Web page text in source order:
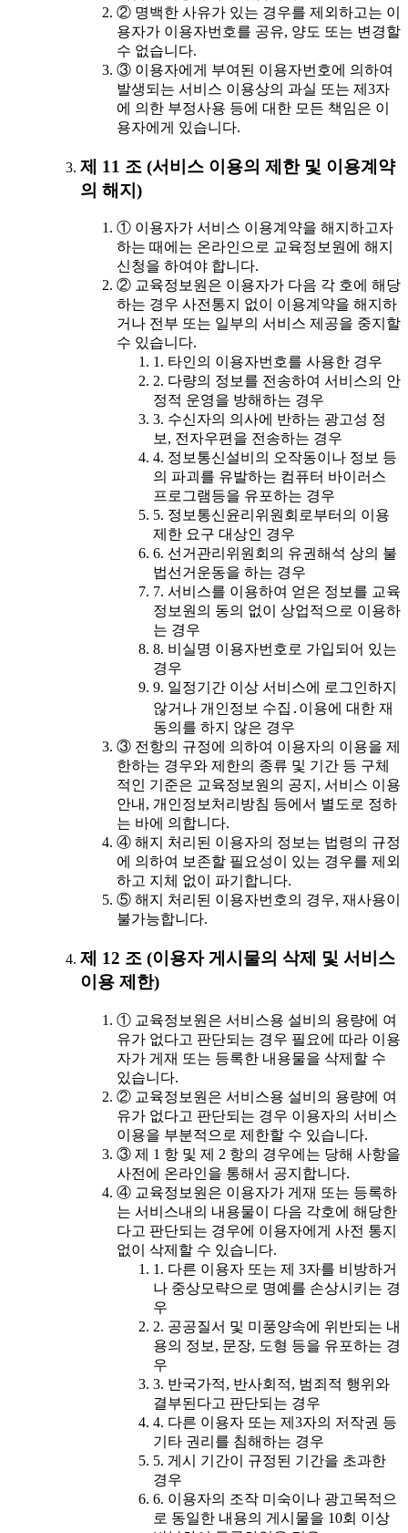
② 명백한 사유가 있는 경우를 제외하고는 이
용자가 이용자번호를 공유, 양도 또는 변경할
수 없습니다.
③ 이용자에게 부여된 이용자번호에 의하여
발생되는 서비스 이용상의 과실 또는 제3자
에 의한 부정사용 등에 대한 모든 책임은 이
용자에게 있습니다.
제 11 조 (서비스 이용의 제한 및 이용계약
의 해지)
① 이용자가 서비스 이용계약을 해지하고자
하는 때에는 온라인으로 교육정보원에 해지
신청을 하여야 합니다.
② 교육정보원은 이용자가 다음 각 호에 해당
하는 경우 사전통지 없이 이용계약을 해지하
거나 전부 또는 일부의 서비스 제공을 중지할
수 있습니다.
1. 타인의 이용자번호를 사용한 경우
2. 다량의 정보를 전송하여 서비스의 안
정적 운영을 방해하는 경우
3. 수신자의 의사에 반하는 광고성 정
보, 전자우편을 전송하는 경우
4. 정보통신설비의 오작동이나 정보 등
의 파괴를 유발하는 컴퓨터 바이러스
프로그램등을 유포하는 경우
5. 정보통신윤리위원회로부터의 이용
제한 요구 대상인 경우
6. 선거관리위원회의 유권해석 상의 불
법선거운동을 하는 경우
7. 서비스를 이용하여 얻은 정보를 교육
정보원의 동의 없이 상업적으로 이용하
는 경우
8. 비실명 이용자번호로 가입되어 있는
경우
9. 일정기간 이상 서비스에 로그인하지
않거나 개인정보 수집․이용에 대한 재
동의를 하지 않은 경우
③ 전항의 규정에 의하여 이용자의 이용을 제
한하는 경우와 제한의 종류 및 기간 등 구체
적인 기준은 교육정보원의 공지, 서비스 이용
안내, 개인정보처리방침 등에서 별도로 정하
는 바에 의합니다.
④ 해지 처리된 이용자의 정보는 법령의 규정
에 의하여 보존할 필요성이 있는 경우를 제외
하고 지체 없이 파기합니다.
⑤ 해지 처리된 이용자번호의 경우, 재사용이
불가능합니다.
제 12 조 (이용자 게시물의 삭제 및 서비스
이용 제한)
① 교육정보원은 서비스용 설비의 용량에 여
유가 없다고 판단되는 경우 필요에 따라 이용
자가 게재 또는 등록한 내용물을 삭제할 수
있습니다.
② 교육정보원은 서비스용 설비의 용량에 여
유가 없다고 판단되는 경우 이용자의 서비스
이용을 부분적으로 제한할 수 있습니다.
③ 제 1 항 및 제 2 항의 경우에는 당해 사항을
사전에 온라인을 통해서 공지합니다.
④ 교육정보원은 이용자가 게재 또는 등록하
는 서비스내의 내용물이 다음 각호에 해당한
다고 판단되는 경우에 이용자에게 사전 통지
없이 삭제할 수 있습니다.
1. 다른 이용자 또는 제 3자를 비방하거
나 중상모략으로 명예를 손상시키는 경
우
2. 공공질서 및 미풍양속에 위반되는 내
용의 정보, 문장, 도형 등을 유포하는 경
우
3. 반국가적, 반사회적, 범죄적 행위와
결부된다고 판단되는 경우
4. 다른 이용자 또는 제3자의 저작권 등
기타 권리를 침해하는 경우
5. 게시 기간이 규정된 기간을 초과한
경우
6. 이용자의 조작 미숙이나 광고목적으
로 동일한 내용의 게시물을 10회 이상